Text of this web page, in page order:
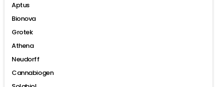
Aptus
Bionova
Grotek
Athena
Neudorff
Cannabiogen